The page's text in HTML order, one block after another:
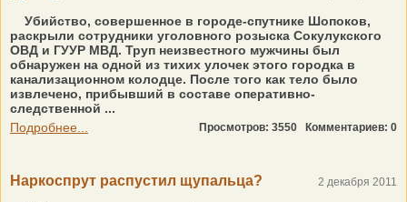
Убийство, совершенное в городе-спутнике Шопоков,
раскрыли сотрудники уголовного розыска Сокулукского
ОВД и ГУУР МВД. Труп неизвестного мужчины был
обнаружен на одной из тихих улочек этого городка в
канализационном колодце. После того как тело было
извлечено, прибывший в составе оперативно-
следственной ...
Подробнее...
Просмотров: 3550 Комментариев: 0
Наркоспрут распустил щупальца? 2 декабря 2011